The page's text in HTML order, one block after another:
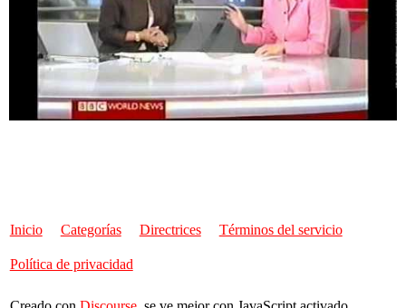
Inicio Categorías Directrices Términos del servicio
Política de privacidad